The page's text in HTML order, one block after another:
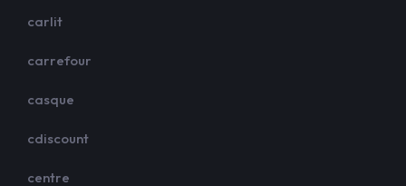
carlit
carrefour
casque
cdiscount
centre